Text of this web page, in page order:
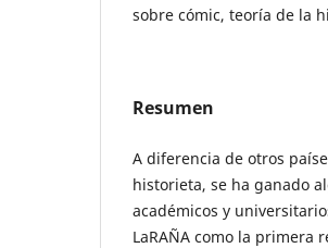
sobre cómic, teoría de la
Resumen
A diferencia de otros
historieta, se ha ganado
académicos y
LaRAÑA como la primera